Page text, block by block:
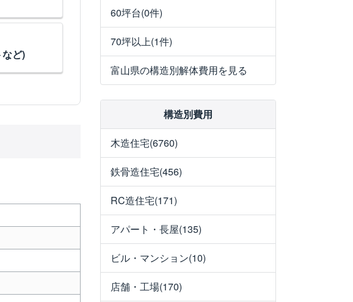
ど)
60坪台(0件)
70坪以上(1件)
富山県の構造別解体費用を見る
構造別費用
木造住宅(6760)
鉄骨造住宅(456)
RC造住宅(171)
アパート・長屋(135)
ビル・マンション(10)
店舗・工場(170)